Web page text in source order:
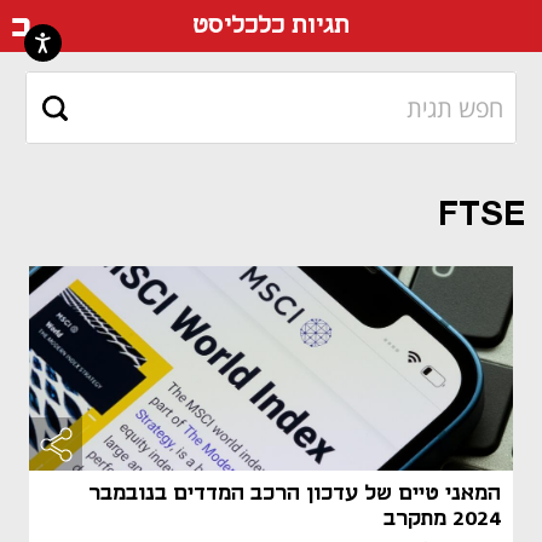
תגיות כלכליסט
FTSE
המאני טיים של עדכון הרכב המדדים בנובמבר
2024 מתקרב